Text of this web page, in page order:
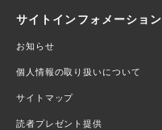
サイトインフォメーション
お知らせ
個人情報の取り扱いについて
サイトマップ
読者プレゼント提供